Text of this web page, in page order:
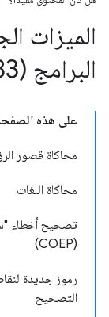
الميزات
البرامج (Chrome 83)
على هذه
محاكاة قصور
محاكاة اللغات
تصحيح أخطاء
(COEP)
رموز جديدة
التصحيح